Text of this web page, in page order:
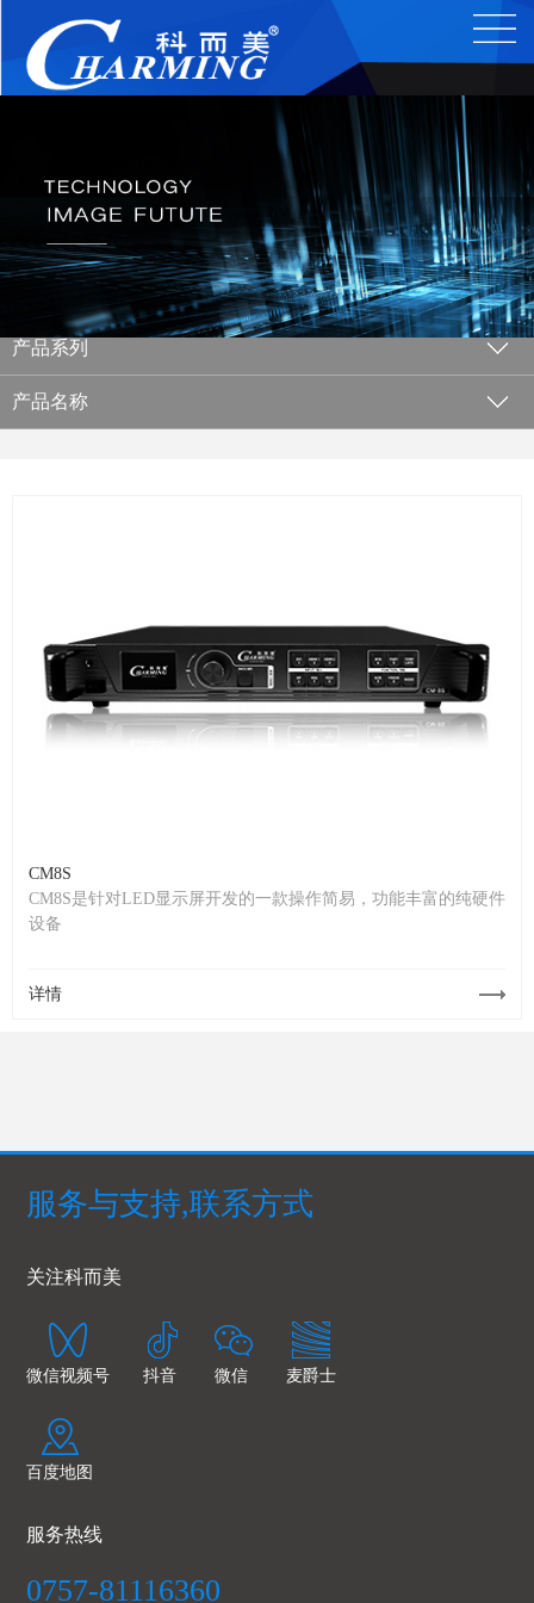
产品系列
产品名称
CM8S
CM8S是针对LED显示屏开发的一款操作简易，功能丰富的纯硬件
设备
详情
服务与支持,联系方式
关注科而美
微信视频号 抖音 微信 麦爵士
百度地图
服务热线
0757-81116360